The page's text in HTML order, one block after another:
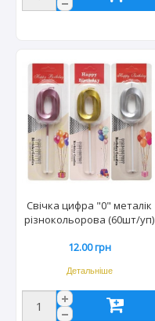
Свічка цифра "0" металік
різнокольорова (60шт/уп)
12.00 грн
Детальніше